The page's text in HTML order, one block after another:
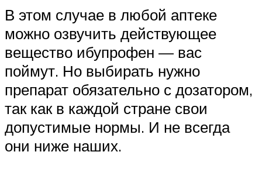
В этом случае в любой аптеке
можно озвучить действующее
вещество ибупрофен — вас
поймут. Но выбирать нужно
препарат обязательно с дозатором,
так как в каждой стране свои
допустимые нормы. И не всегда
они ниже наших.